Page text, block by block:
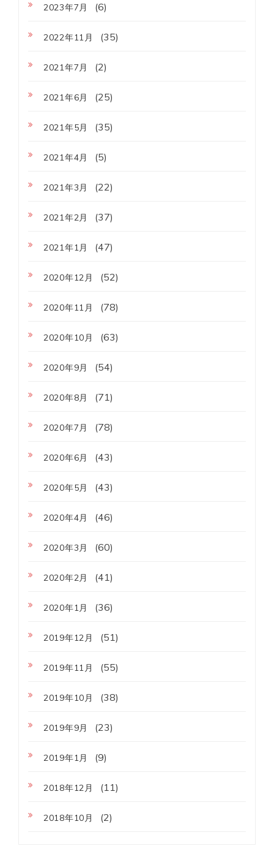
2023年7月 (6)
2022年11月 (35)
2021年7月 (2)
2021年6月 (25)
2021年5月 (35)
2021年4月 (5)
2021年3月 (22)
2021年2月 (37)
2021年1月 (47)
2020年12月 (52)
2020年11月 (78)
2020年10月 (63)
2020年9月 (54)
2020年8月 (71)
2020年7月 (78)
2020年6月 (43)
2020年5月 (43)
2020年4月 (46)
2020年3月 (60)
2020年2月 (41)
2020年1月 (36)
2019年12月 (51)
2019年11月 (55)
2019年10月 (38)
2019年9月 (23)
2019年1月 (9)
2018年12月 (11)
2018年10月 (2)